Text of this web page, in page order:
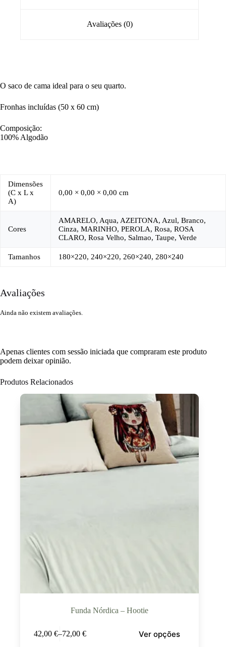
Avaliações (0)
O saco de cama ideal para o seu quarto.
Fronhas incluídas (50 x 60 cm)
Composição:
100% Algodão
Dimensões
(C x L x
A)
0,00 × 0,00 × 0,00 cm
Cores
AMARELO, Aqua, AZEITONA, Azul, Branco,
Cinza, MARINHO, PEROLA, Rosa, ROSA
CLARO, Rosa Velho, Salmao, Taupe, Verde
Tamanhos 180×220, 240×220, 260×240, 280×240
Avaliações
Ainda não existem avaliações.
Apenas clientes com sessão iniciada que compraram este produto
podem deixar opinião.
Produtos Relacionados
Funda Nórdica – Hootie
42,00 €–72,00 € Ver opções